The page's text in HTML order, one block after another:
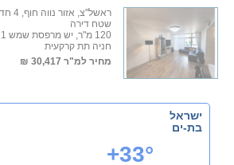
ראשל"צ, אזור נווה חוף, 4 חדרי שינה + סלון
שטח דירה
120 מ"ר, יש מרפסת שמש 1
חניה תת קרקעית
מחיר למ"ר 30,417 ₪
ישראל
בת-ים
+33°